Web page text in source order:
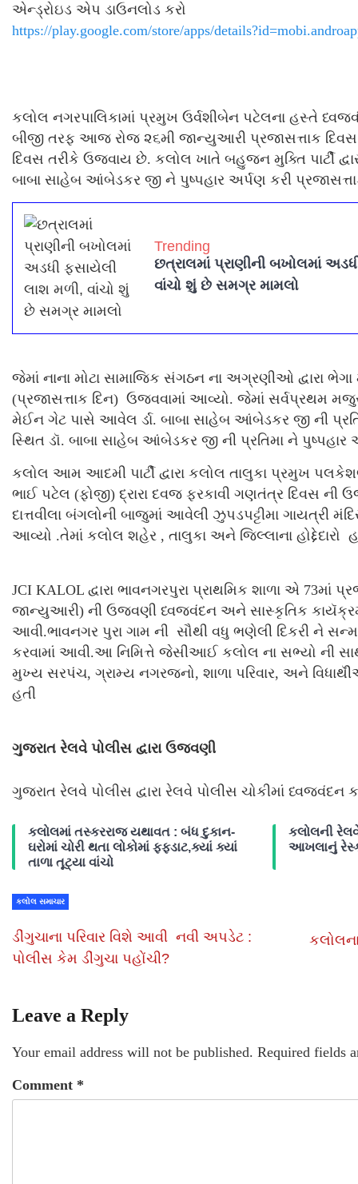
એન્ડ્રોઇડ એપ ડાઉનલોડ કરો
https://play.google.com/store/apps/
કલોલ નગરપાલિકામાં પ્રમુખ ઉર્વશીબેન પટેલના હસ્તે
બીજી તરફ આજ રોજ ૨૬મી જાન્યુઆરી પ્રજાસત્તાક
દિવસ તરીકે ઉજવાય છે. કલોલ ખાતે બહુજન મુક્તિ પાર્ટી
બાબા સાહેબ આંબેડકર જી ને પુષ્પહાર અર્પણ કરી
Trending
છત્રાલમાં પ્રાણીની બખોલમાં
વાંચો શું છે સમગ્ર મામલો
જેમાં નાના મોટા સામાજિક સંગઠન ના અગ્રણીઓ દ્વારા
(પ્રજાસત્તાક દિન) ઉજવવામાં આવ્યો. જેમાં સર્વપ્રથમ
મેઈન ગેટ પાસે આવેલ ર્ડા. બાબા સાહેબ આંબેડકર જી ની
સ્થિત ડૉ. બાબા સાહેબ આંબેડકર જી ની પ્રતિમા ને પુષ્પહાર
કલોલ આમ આદમી પાર્ટી દ્વારા કલોલ તાલુકા પ્રમુખ
ભાઈ પટેલ (ફોજી) દ્રારા દવજ ફરકાવી ગણતંત્ર દિવસ ની
દાત્તવીલા બંગલોની બાજુમાં આવેલી ઝુપડપટ્ટીમા ગાયત્રી
આવ્યો .તેમાં કલોલ શહેર , તાલુકા અને જિલ્લાના હોદ્દેદારો
JCI KALOL દ્વારા ભાવનગરપુરા પ્રાથમિક શાળા એ 73માં
જાન્યુઆરી) ની ઉજવણી ધ્વજવંદન અને સાસ્કૃતિક
આવી.ભાવનગર પુરા ગામ ની સૌથી વધુ ભણેલી દિકરી ને
કરવામાં આવી.આ નિમિત્તે જેસીઆઈ કલોલ ના સભ્યો ની
મુખ્ય સરપંચ, ગ્રામ્ય નગરજનો, શાળા પરિવાર, અને
હતી
ગુજરાત રેલવે પોલીસ દ્વારા ઉજવણી
ગુજરાત રેલવે પોલીસ દ્વારા રેલવે પોલીસ ચોકીમાં ધ્વજવંદન
કલોલમાં તસ્કરરાજ યથાવત : બંધ દુકાન-
ઘરોમાં ચોરી થતા લોકોમાં ફફડાટ,ક્યાં ક્યાં
તાળા તૂટ્યા વાંચો
કલોલની
આખલાનું
કલોલ સમાચાર
ડીંગુચાના પરિવાર વિશે આવી નવી અપડેટ :
પોલીસ કેમ ડીંગુચા પહોંચી?
Leave a Reply
Your email address will not be published. Required fields
Comment *